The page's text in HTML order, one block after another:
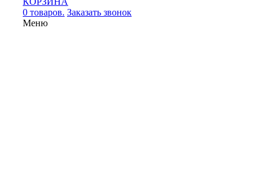
0 товаров. Заказать звонок
Меню